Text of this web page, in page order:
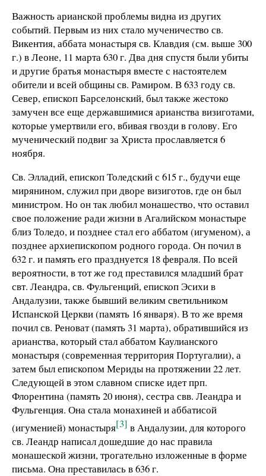
Важность арианской проблемы видна из других
событий. Первым из них стало мученичество св.
Викентия, аббата монастыря св. Клавдия (см. выше 300
г.) в Леоне, 11 марта 630 г. Два дня спустя были убиты
и другие братья монастыря вместе с настоятелем
обители и всей общины св. Рамиром. В 633 году св.
Север, епископ Барселонский, был также жестоко
замучен все еще державшимися арианства визиготами,
которые умертвили его, вбивая гвозди в голову. Его
мученический подвиг за Христа прославляется 6
ноября.
Св. Элладий, епископ Толедский с 615 г., будучи еще
мирянином, служил при дворе визиготов, где он был
министром. Но он так любил монашество, что оставил
свое положение ради жизни в Агалийском монастыре
близ Толедо, и позднее стал его аббатом (игуменом), а
позднее архиепископом родного города. Он почил в
632 г. и память его празднуется 18 февраля. По всей
вероятности, в тот же год преставился младший брат
свт. Леандра, св. Фульгенций, епископ Эсихи в
Андалузии, также бывший великим светильником
Испанской Церкви (память 16 января). В то же время
почил св. Реноват (память 31 марта), обратившийся из
арианства, который стал аббатом Каулианского
монастыря (современная территория Португалии), а
затем был епископом Мериды на протяжении 22 лет.
Следующей в этом славном списке идет прп.
Флорентина (память 20 июня), сестра свв. Леандра и
Фульгенция. Она стала монахиней и аббатисой
(игуменией) монастыря[3] в Андалузии, для которого
св. Леандр написал дошедшие до нас правила
монашеской жизни, трогательно изложенные в форме
письма. Она преставилась в636 г.